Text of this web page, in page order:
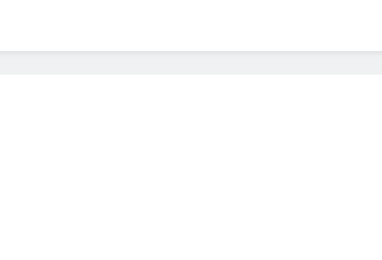
Not as much as you think and here’s why!
Fetch? And How to Train Them!